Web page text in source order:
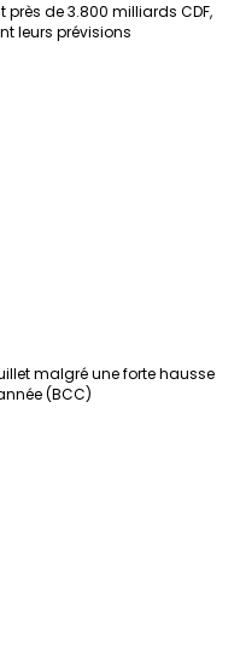
près de 3.800 milliards CDF,
leurs prévisions
malgré une forte hausse
(BCC)